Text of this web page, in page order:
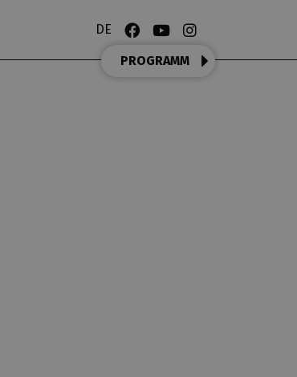
DE
PROGRAMM